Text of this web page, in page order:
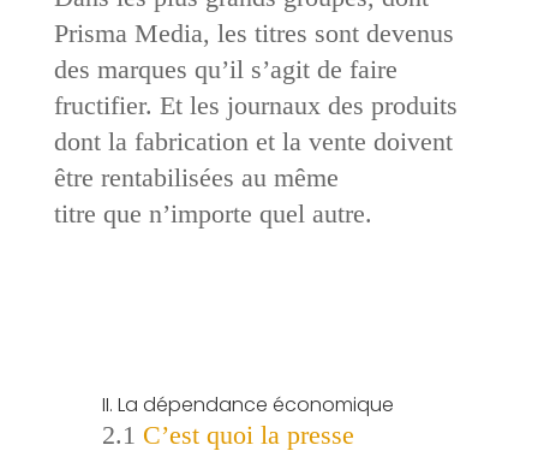
Prisma Media, les titres sont devenus
des marques qu’il s’agit de faire
fructifier. Et les journaux des produits
dont la fabrication et la vente doivent
être rentabilisées au même
titre que n’importe quel autre.
II. La dépendance économique
2.1 C’est quoi la presse